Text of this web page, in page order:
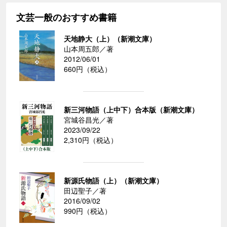
文芸一般のおすすめ書籍
天地静大（上）（新潮文庫）
山本周五郎／著
2012/06/01
660円（税込）
新三河物語（上中下）合本版（新潮文庫）
宮城谷昌光／著
2023/09/22
2,310円（税込）
新源氏物語（上）（新潮文庫）
田辺聖子／著
2016/09/02
990円（税込）